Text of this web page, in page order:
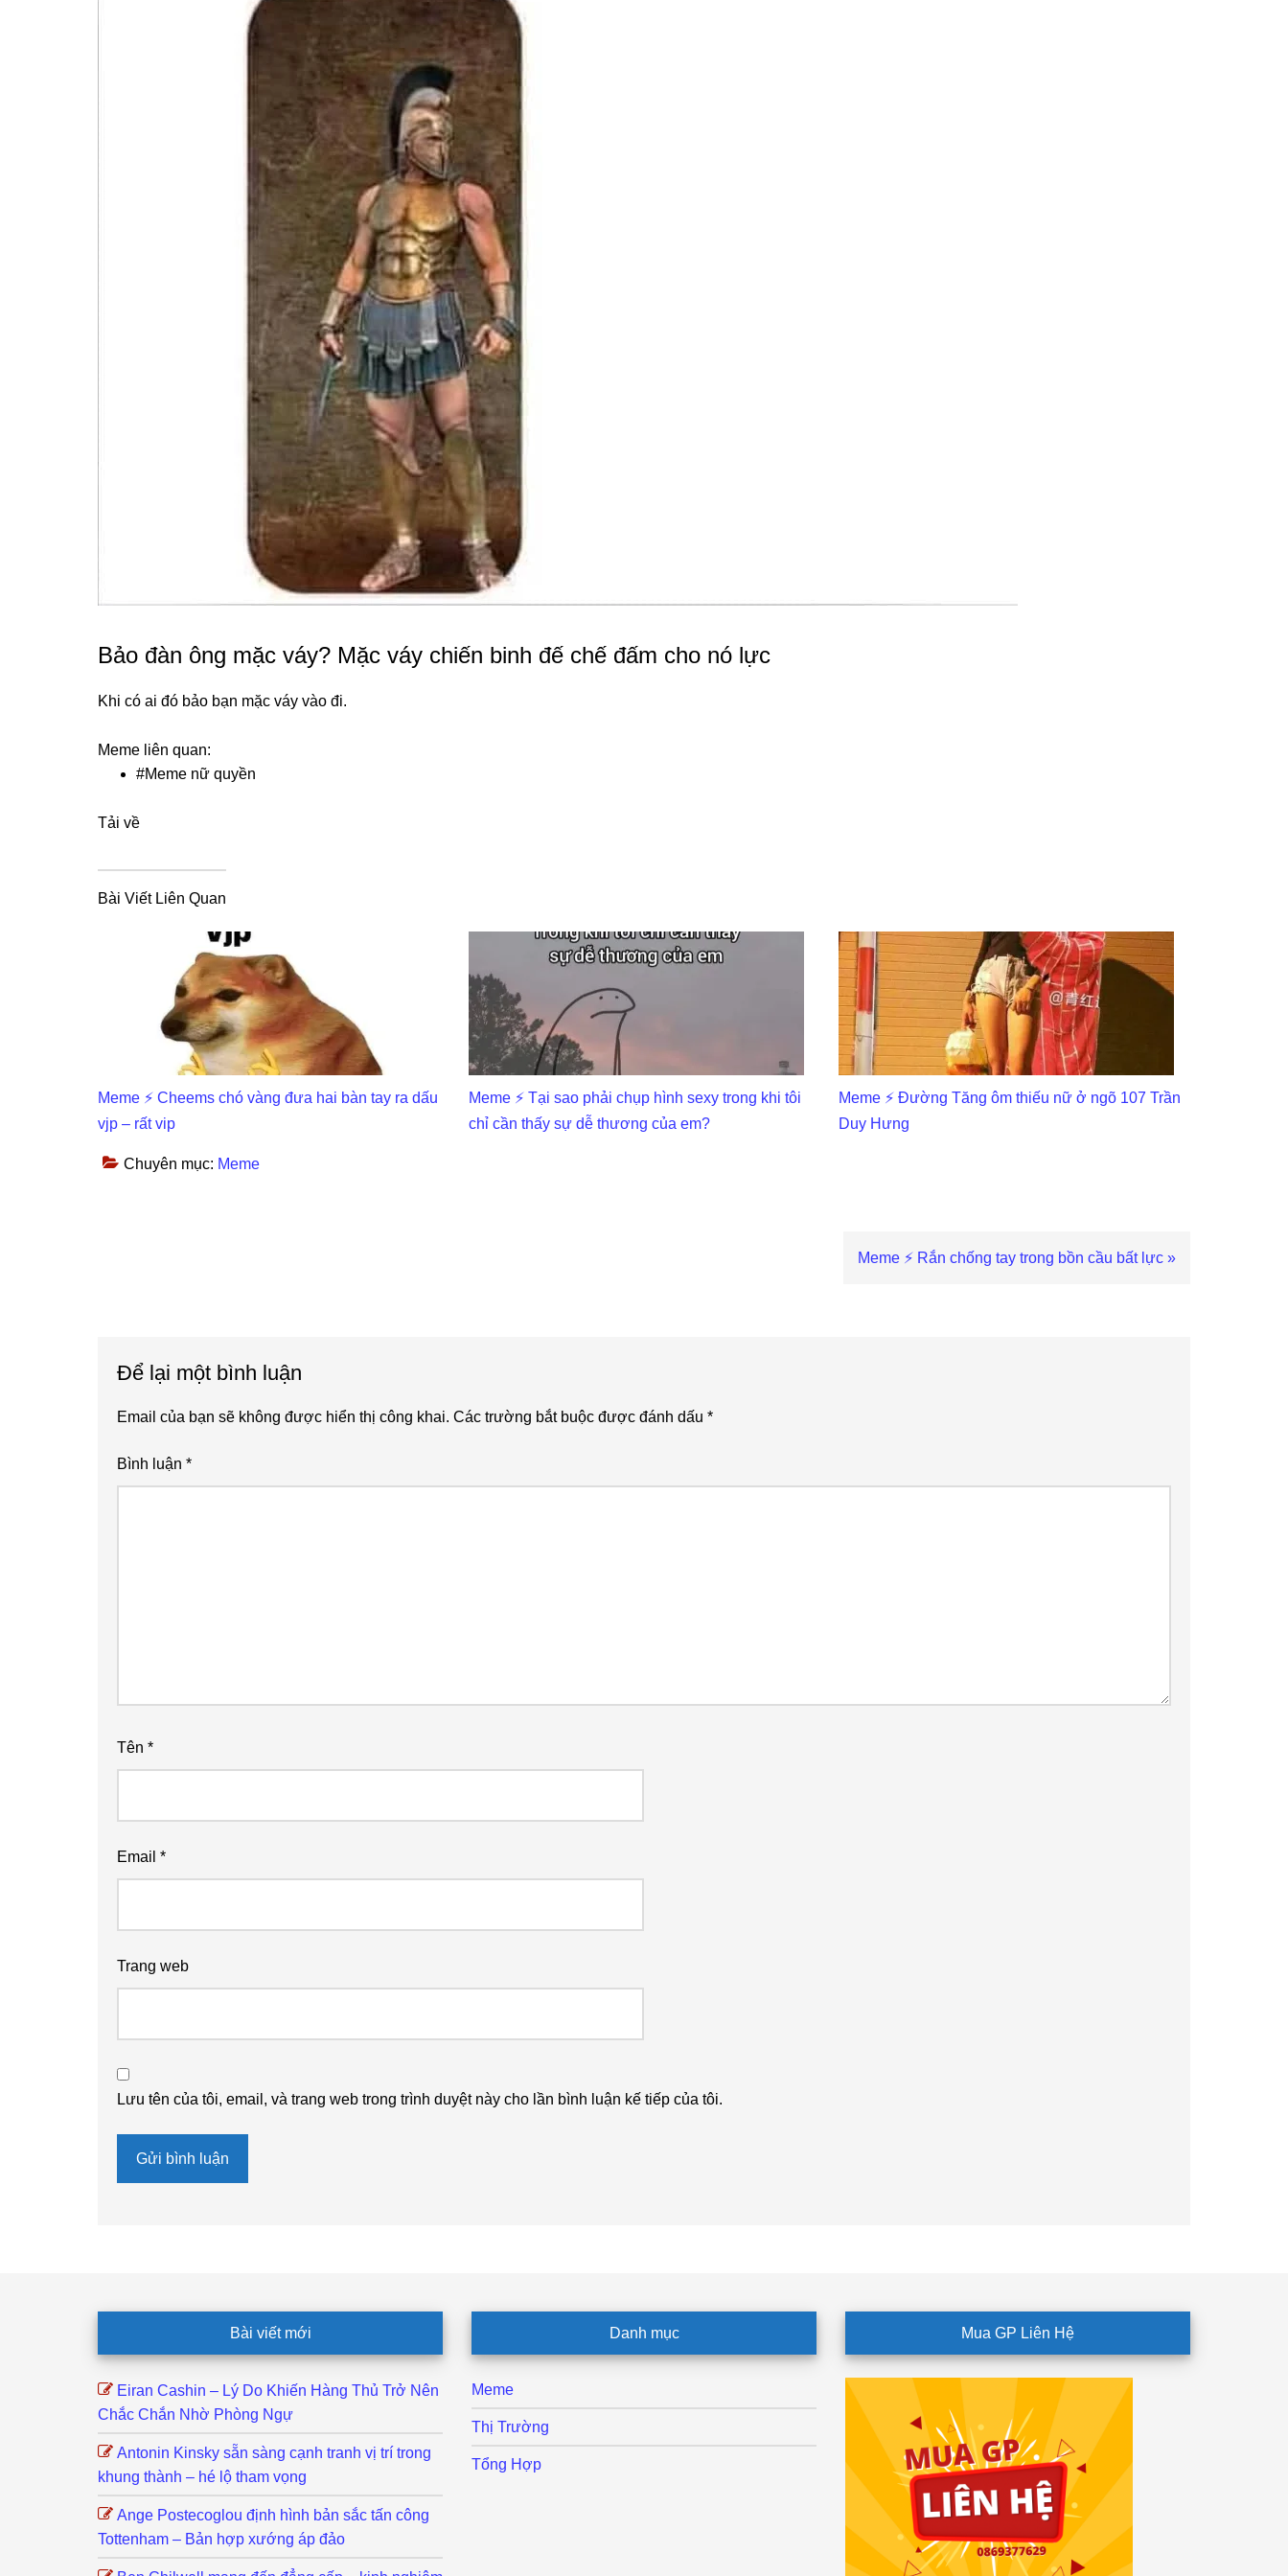
Bảo đàn ông mặc váy? Mặc váy chiến binh đế chế đấm cho nó lực
Khi có ai đó bảo bạn mặc váy vào đi.
Meme liên quan:
#Meme nữ quyền
Tải về
Bài Viết Liên Quan
Meme ⚡ Cheems chó vàng đưa hai bàn tay ra dấu
vjp – rất vip
Meme ⚡ Tại sao phải chụp hình sexy trong khi tôi
chỉ cần thấy sự dễ thương của em?
Meme ⚡ Đường Tăng ôm thiếu nữ ở ngõ 107 Trần
Duy Hưng
Chuyên mục: Meme
Next
Meme ⚡ Rắn chống tay trong bồn cầu bất lực »
Để lại một bình luận
Email của bạn sẽ không được hiển thị công khai. Các trường bắt buộc được đánh dấu *
Bình luận *
Tên *
Email *
Trang web
Lưu tên của tôi, email, và trang web trong trình duyệt này cho lần bình luận kế tiếp của tôi.
Bài viết mới
Eiran Cashin – Lý Do Khiến Hàng Thủ Trở Nên
Chắc Chắn Nhờ Phòng Ngự
Antonin Kinsky sẵn sàng cạnh tranh vị trí trong
khung thành – hé lộ tham vọng
Ange Postecoglou định hình bản sắc tấn công
Tottenham – Bản hợp xướng áp đảo
Danh mục
Meme
Thị Trường
Tổng Hợp
Mua GP Liên Hệ